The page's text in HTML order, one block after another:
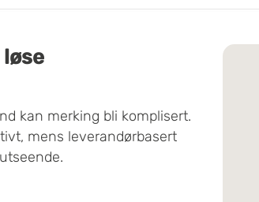
kan merking bli komplisert.
mens leverandørbasert